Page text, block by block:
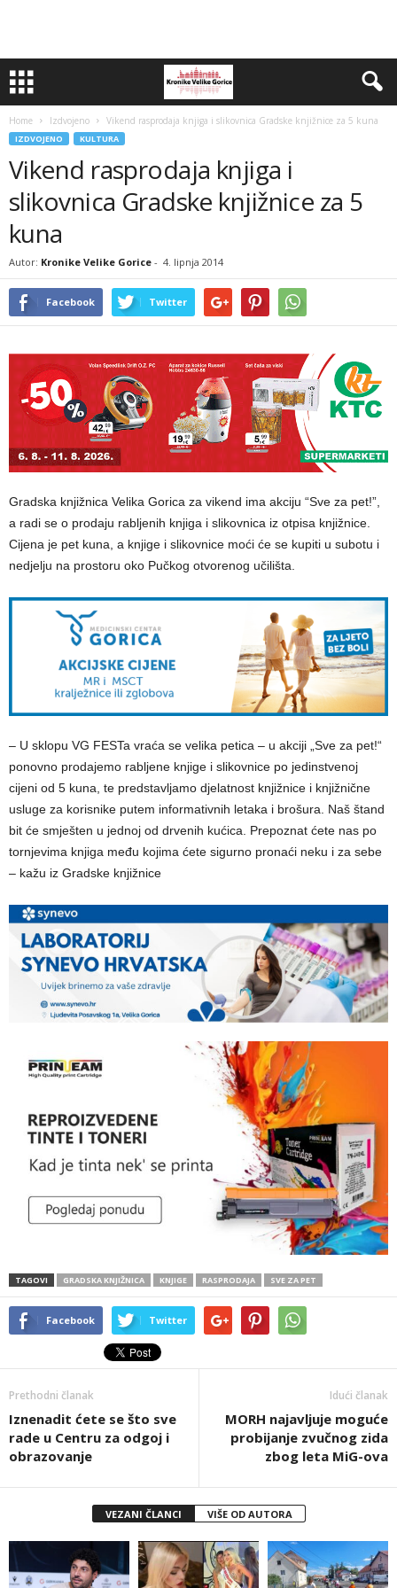
Home Izdvojeno Vikend rasprodaja knjiga i slikovnica Gradske knjižnice za 5 kuna
IZDVOJENO KULTURA
Vikend rasprodaja knjiga i
slikovnica Gradske knjižnice za 5
kuna
Autor: Kronike Velike Gorice - 4. lipnja 2014
Facebook Twitter
Gradska knjižnica Velika Gorica za vikend ima akciju “Sve za pet!”,
a radi se o prodaju rabljenih knjiga i slikovnica iz otpisa knjižnice.
Cijena je pet kuna, a knjige i slikovnice moći će se kupiti u subotu i
nedjelju na prostoru oko Pučkog otvorenog učilišta.
– U sklopu VG FESTa vraća se velika petica – u akciji „Sve za pet!“
ponovno prodajemo rabljene knjige i slikovnice po jedinstvenoj
cijeni od 5 kuna, te predstavljamo djelatnost knjižnice i knjižnične
usluge za korisnike putem informativnih letaka i brošura. Naš štand
bit će smješten u jednoj od drvenih kućica. Prepoznat ćete nas po
tornjevima knjiga među kojima ćete sigurno pronaći neku i za sebe
– kažu iz Gradske knjižnice
TAGOVI GRADSKA KNJIŽNICA KNJIGE RASPRODAJA SVE ZA PET
Facebook Twitter
Prethodni članak
Iznenadit ćete se što sve
rade u Centru za odgoj i
obrazovanje
Idući članak
MORH najavljuje moguće
probijanje zvučnog zida
zbog leta MiG-ova
VEZANI ČLANCI VIŠE OD AUTORA